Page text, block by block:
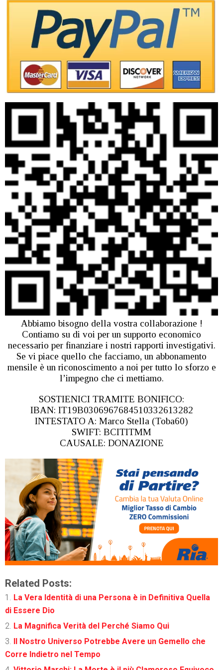
Abbiamo bisogno della vostra collaborazione !
Contiamo su di voi per un supporto economico
necessario per finanziare i nostri rapporti investigativi.
Se vi piace quello che facciamo, un abbonamento
mensile è un riconoscimento a noi per tutto lo sforzo e
l’impegno che ci mettiamo.
SOSTIENICI TRAMITE BONIFICO:
IBAN: IT19B0306967684510332613282
INTESTATO A: Marco Stella (Toba60)
SWIFT: BCITITMM
CAUSALE: DONAZIONE
Related Posts:
La Vera Identità di una Persona è in Definitiva Quella
di Essere Dio
La Magnifica Verità del Perché Siamo Qui
Il Nostro Universo Potrebbe Avere un Gemello che
Corre Indietro nel Tempo